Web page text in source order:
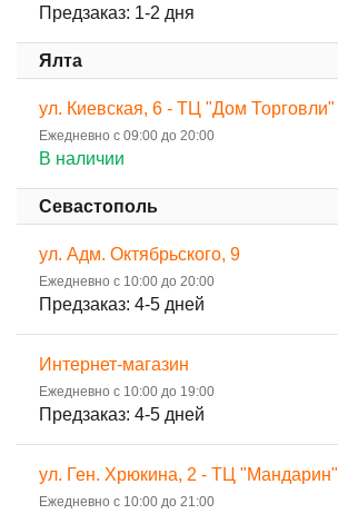
Предзаказ: 1-2 дня
Ялта
ул. Киевская, 6 - ТЦ "Дом Торговли"
Ежедневно с 09:00 до 20:00
В наличии
Севастополь
ул. Адм. Октябрьского, 9
Ежедневно с 10:00 до 20:00
Предзаказ: 4-5 дней
Интернет-магазин
Ежедневно с 10:00 до 19:00
Предзаказ: 4-5 дней
ул. Ген. Хрюкина, 2 - ТЦ "Мандарин"
Ежедневно с 10:00 до 21:00